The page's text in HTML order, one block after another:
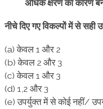
अधिक क्षरण का कारण
नीचे दिए गए विकल्पों में से सही
(a) केवल 1 और 2
(b) केवल 2 और 3
(c) केवल 1 और 3
(d) 1,2 और 3
(e) उपर्युक्त में से कोई नहीं/